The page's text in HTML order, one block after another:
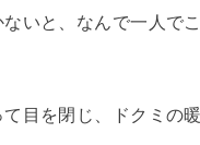
いと、なんで一人で
目を閉じ、ドクミの